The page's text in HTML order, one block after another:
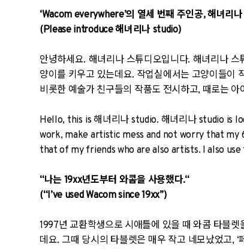
‘Wacom everywhere’의 열세 번째 주인공, 해녀리
(Please introduce해녀리나 studio)
안녕하세요. 해녀리나 스튜디오입니다. 해녀리나
양이를 키우고 있는데요. 작업실에서는 고양이들이
비롯한 예술가 친구들의 작품도 전시하고, 때로는
Hello, this is 해녀리나 studio. 해녀리나 studio
work, make artistic mess and not worry that my
that of my friends who are also artists. I also
“나는 19xx년도부터 와콤을 사용했다.“
(“I’ve used Wacom since 19xx”)
1997년 교환학생으로 시애틀에 있을 때 와콤 타블
데요. 그때 당시의 타블렛은 매우 작고 네모났었고,